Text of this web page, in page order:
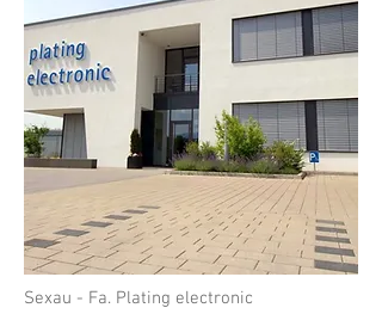
Sexau - Fa. Plating electronic